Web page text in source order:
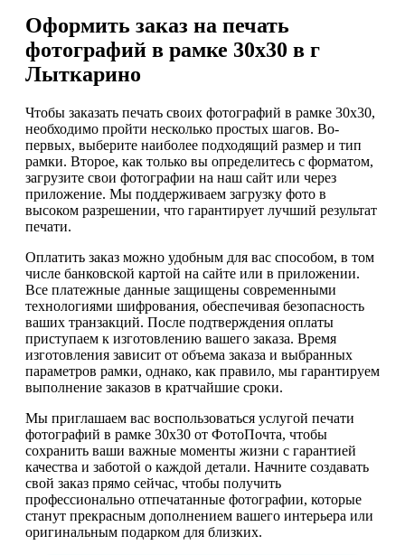
Оформить заказ на печать
фотографий в рамке 30х30 в г
Лыткарино
Чтобы заказать печать своих фотографий в рамке 30х30,
необходимо пройти несколько простых шагов. Во-
первых, выберите наиболее подходящий размер и тип
рамки. Второе, как только вы определитесь с форматом,
загрузите свои фотографии на наш сайт или через
приложение. Мы поддерживаем загрузку фото в
высоком разрешении, что гарантирует лучший результат
печати.
Оплатить заказ можно удобным для вас способом, в том
числе банковской картой на сайте или в приложении.
Все платежные данные защищены современными
технологиями шифрования, обеспечивая безопасность
ваших транзакций. После подтверждения оплаты
приступаем к изготовлению вашего заказа. Время
изготовления зависит от объема заказа и выбранных
параметров рамки, однако, как правило, мы гарантируем
выполнение заказов в кратчайшие сроки.
Мы приглашаем вас воспользоваться услугой печати
фотографий в рамке 30х30 от ФотоПочта, чтобы
сохранить ваши важные моменты жизни с гарантией
качества и заботой о каждой детали. Начните создавать
свой заказ прямо сейчас, чтобы получить
профессионально отпечатанные фотографии, которые
станут прекрасным дополнением вашего интерьера или
оригинальным подарком для близких.